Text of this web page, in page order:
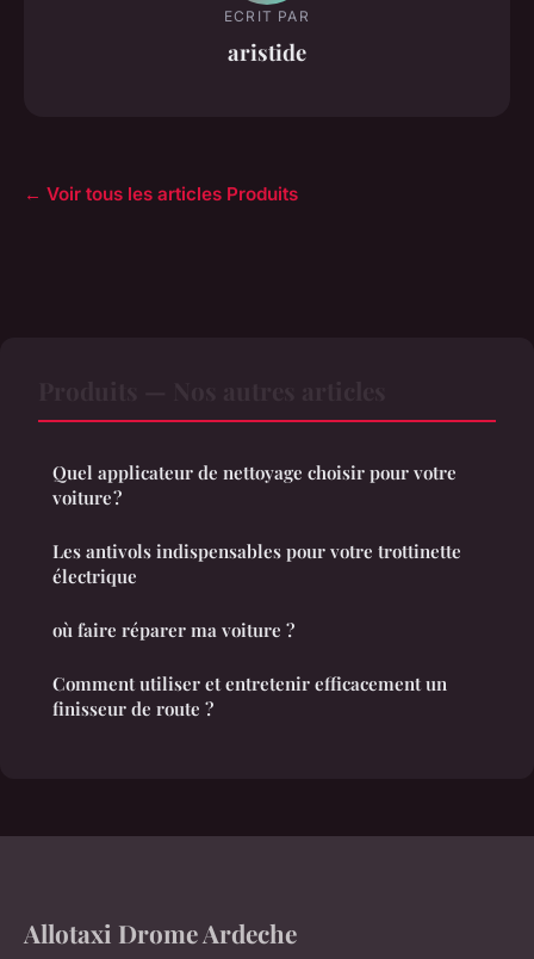
ECRIT PAR
aristide
← Voir tous les articles Produits
Quel applicateur de nettoyage choisir pour votre
voiture ?
Les antivols indispensables pour votre trottinette
électrique
où faire réparer ma voiture ?
Comment utiliser et entretenir efficacement un
finisseur de route ?
Allotaxi Drome Ardeche